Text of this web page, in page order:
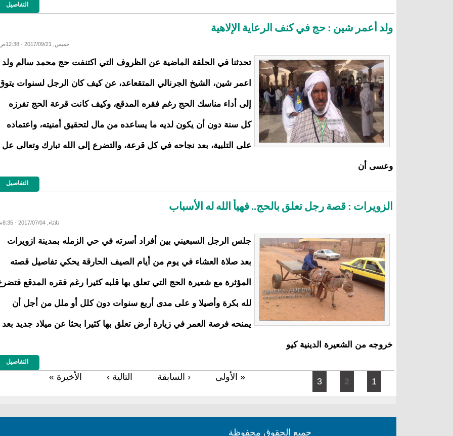
التفاصيل
ولد أعمر شين : حج في كنف الرعاية الإلاهية
خميس, 2017/09/21 - 12:38ص
تحدثنا في الحلقة الماضية عن الظروف التي اكتنفت حج محمد سالم ولد
اعمر شين، الشيخ الجرنالي المتقعاعد، عن كيف كان الرجل لسنوات
إلى أداء مناسك الحج رغم فقره المدقع، وكيف كانت قرعة الحج تفرزه
كل سنة دون أن يكون لديه ما يساعده من مال لتحقيق أمنيته، واعتماده
على التلبية، بعد نجاحه في كل قرعة، والتضرع إلى الله تبارك وتعالى عل
وعسى أن
التفاصيل
الزويرات : قصة رجل تعلق بالحج.. فهيأ الله له الأسباب
ثلاثاء, 2017/07/04 - 8:35م
جلس الرجل السبعيني بين أفراد أسرته في حي الزمله بمدينة ازويرات
بعد صلاة العشاء في يوم من أيام الصيف الحارقة يحكي تفاصيل قصته
المؤثرة مع شعيرة الحج التي تعلق بها قلبه كثيرا رغم فقره المدقع
لله بكرة وأصيلا و على مدى أربع سنوات دون كلل أو ملل من أجل أن
يمنحه فرصة العمر في زيارة أرض تعلق بها كثيرا بحثا عن ميلاد جديد بعد
خروجه من الشعيرة الدينية كيو
التفاصيل
الصفحات « الأولى ‹ السابقة 1
2
3 التالية › الأخيرة »
جميع الحقوق محفوظة